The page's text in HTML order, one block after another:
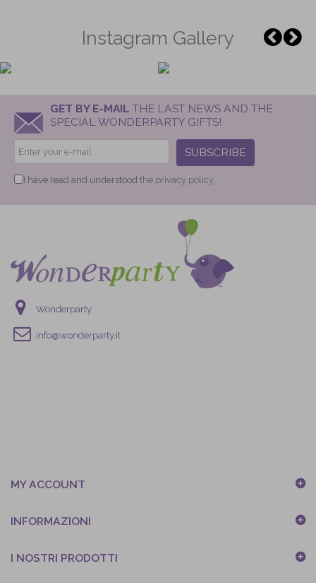
Instagram Gallery
GET BY E-MAIL THE LAST NEWS AND THE
SPECIAL WONDERPARTY GIFTS!
SUBSCRIBE
I have read and understood the privacy policy.
Wonderparty
info@wonderparty.it
MY ACCOUNT
INFORMAZIONI
I NOSTRI PRODOTTI